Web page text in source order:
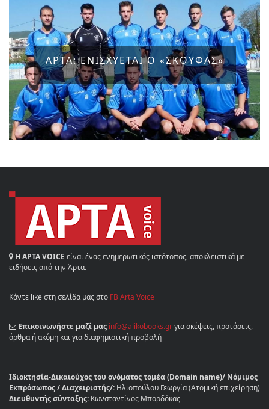
ΑΡΤΑ: ΕΝΙΣΧΥΕΤΑΙ Ο «ΣΚΟΥΦΑΣ»
Η ΑΡΤΑ VOICE είναι ένας ενημερωτικός ιστότοπος, αποκλειστικά με
ειδήσεις από την Άρτα.
Κάντε like στη σελίδα μας στο FB Arta Voice
Επικοινωνήστε μαζί μας info@alikobooks.grγια σκέψεις, προτάσεις,
άρθρα ή ακόμη και για διαφημιστική προβολή
Ιδιοκτησία-Δικαιούχος του ονόματος τομέα (Domain name)/ Νόμιμος
Εκπρόσωπος / Διαχειριστής/: Ηλιοπούλου Γεωργία (Ατομική επιχείρηση)
Διευθυντής σύνταξης: Κωνσταντίνος Μπορδόκας